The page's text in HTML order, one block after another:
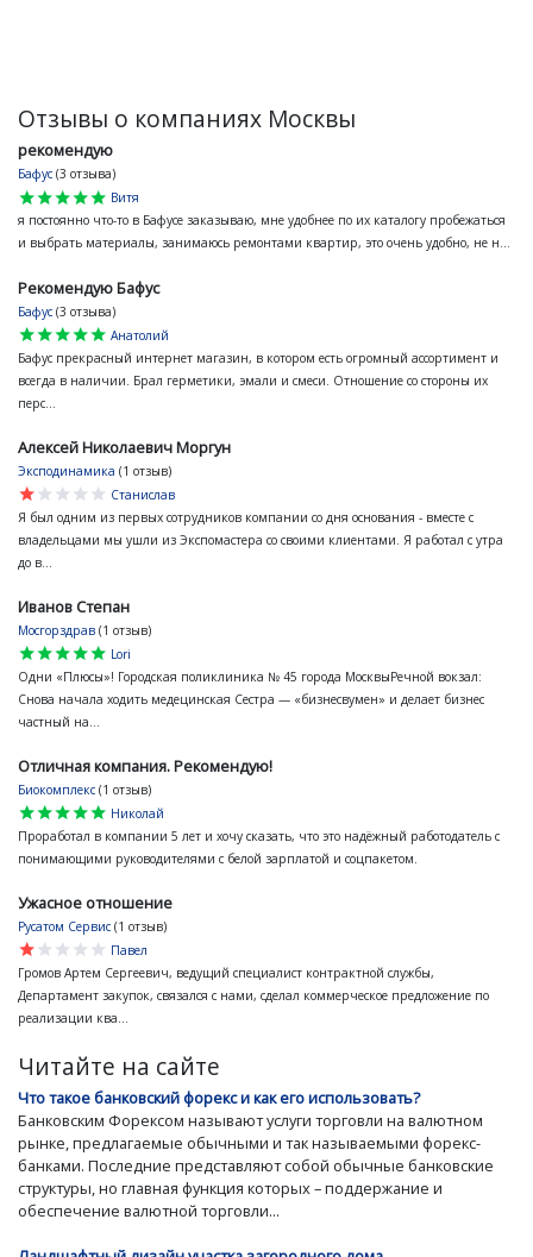
Отзывы о компаниях Москвы
рекомендую
Бафус (3 отзыва)
star
star
star
star
star
Витя
я постоянно что-то в Бафусе заказываю, мне удобнее по их каталогу пробежаться
и выбрать материалы, занимаюсь ремонтами квартир, это очень удобно, не н...
Рекомендую Бафус
Бафус (3 отзыва)
star
star
star
star
star
Анатолий
Бафус прекрасный интернет магазин, в котором есть огромный ассортимент и
всегда в наличии. Брал герметики, эмали и смеси. Отношение со стороны их
перс...
Алексей Николаевич Моргун
Эксподинамика (1 отзыв)
star
star
star
star
star
Станислав
Я был одним из первых сотрудников компании со дня основания - вместе с
владельцами мы ушли из Экспомастера со своими клиентами. Я работал с утра
до в...
Иванов Степан
Мосгорздрав (1 отзыв)
star
star
star
star
star
Lori
Одни «Плюсы»! Городская поликлиника № 45 города МосквыРечной вокзал:
Снова начала ходить медецинская Сестра — «бизнесвумен» и делает бизнес
частный на...
Отличная компания. Рекомендую!
Биокомплекс (1 отзыв)
star
star
star
star
star
Николай
Проработал в компании 5 лет и хочу сказать, что это надёжный работодатель с
понимающими руководителями с белой зарплатой и соцпакетом.
Ужасное отношение
Русатом Сервис (1 отзыв)
star
star
star
star
star
Павел
Громов Артем Сергеевич, ведущий специалист контрактной службы,
Департамент закупок, связался с нами, сделал коммерческое предложение по
реализации ква...
Читайте на сайте
Что такое банковский форекс и как его использовать?
Банковским Форексом называют услуги торговли на валютном
рынке, предлагаемые обычными и так называемыми форекс-
банками. Последние представляют собой обычные банковские
структуры, но главная функция которых – поддержание и
обеспечение валютной торговли...